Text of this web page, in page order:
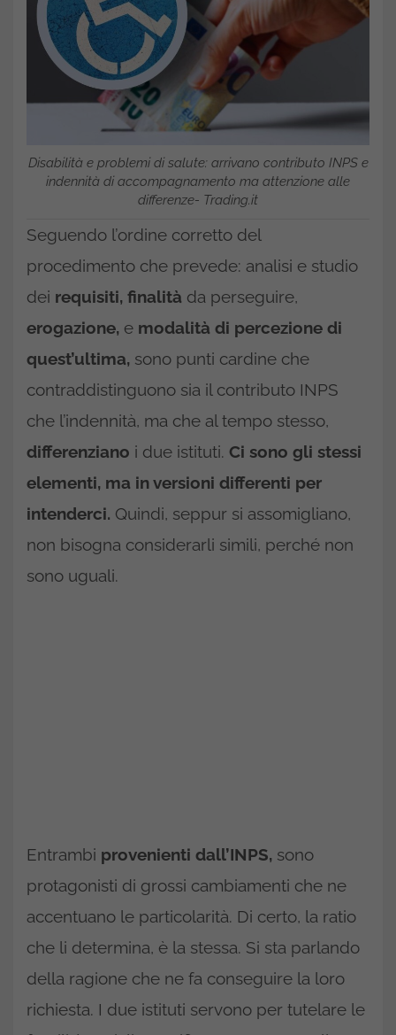
Disabilità e problemi di salute: arrivano contributo INPS e
indennità di accompagnamento ma attenzione alle
differenze- Trading.it
Seguendo l’ordine corretto del
procedimento che prevede: analisi e studio
dei requisiti, finalità da perseguire,
erogazione, e modalità di percezione di
quest’ultima, sono punti cardine che
contraddistinguono sia il contributo INPS
che l’indennità, ma che al tempo stesso,
differenziano i due istituti. Ci sono gli stessi
elementi, ma in versioni differenti per
intenderci. Quindi, seppur si assomigliano,
non bisogna considerarli simili, perché non
sono uguali.
Entrambi provenienti dall’INPS, sono
protagonisti di grossi cambiamenti che ne
accentuano le particolarità. Di certo, la ratio
che li determina, è la stessa. Si sta parlando
della ragione che ne fa conseguire la loro
richiesta. I due istituti servono per tutelare le